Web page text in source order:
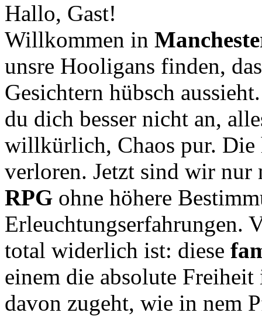
Hallo, Gast!
Willkommen in
unsre Hooligans finden,
Gesichtern hübsch
du dich besser nicht an,
willkürlich, Chaos pur. Die
verloren. Jetzt sind wir nur
RPG ohne höhere
Erleuchtungserfahrungen.
total widerlich ist: diese
einem die absolute
davon zugeht, wie in nem